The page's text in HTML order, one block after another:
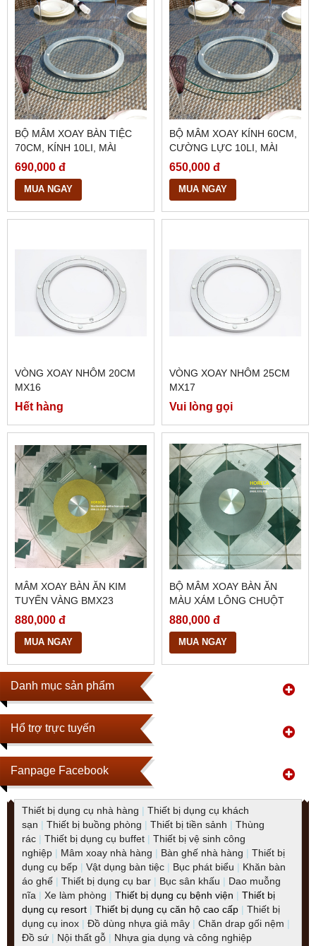
Danh mục sản phẩm
Hổ trợ trực tuyến
Fanpage Facebook
BỘ MÂM XOAY BÀN TIỆC
70CM, KÍNH 10LI, MÀI
BÓNG CẠNH, BMX25
690,000 đ
MUA NGAY
BỘ MÂM XOAY KÍNH 60CM,
CƯỜNG LỰC 10LI, MÀI
BÓNG CẠNH, BMX24
650,000 đ
MUA NGAY
VÒNG XOAY NHÔM 20CM
MX16
Hết hàng
VÒNG XOAY NHÔM 25CM
MX17
Vui lòng gọi
MÂM XOAY BÀN ĂN KIM
TUYẾN VÀNG BMX23
880,000 đ
MUA NGAY
BỘ MÂM XOAY BÀN ĂN
MÀU XÁM LÔNG CHUỘT
BMX22
880,000 đ
MUA NGAY
Thiết bị dụng cụ nhà hàng | Thiết bị dụng cụ khách
sạn | Thiết bị buồng phòng | Thiết bị tiền sảnh | Thùng
rác | Thiết bị dụng cụ buffet | Thiết bị vệ sinh công
nghiệp | Mâm xoay nhà hàng | Bàn ghế nhà hàng | Thiết bị
dụng cụ bếp | Vật dụng bàn tiệc | Bục phát biểu | Khăn bàn
áo ghế | Thiết bị dụng cụ bar | Bục sân khấu | Dao muỗng
nĩa | Xe làm phòng | Thiết bị dụng cụ bệnh viện | Thiết bị
dụng cụ resort | Thiết bị dụng cụ căn hộ cao cấp | Thiết bị
dụng cụ inox | Đồ dùng nhựa giả mây | Chăn drap gối nệm |
Đồ sứ | Nội thất gỗ | Nhựa gia dụng và công nghiệp